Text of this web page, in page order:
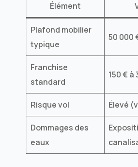
Élément
Plafond mobilier
typique
50 000
Franchise
standard
150 € à
Risque vol Élevé
Dommages des
eaux